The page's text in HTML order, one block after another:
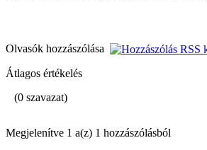
Olvasók hozzászólása
Átlagos értékelés
(0 szavazat)
Megjelenítve 1 a(z) 1 hozzászólásból